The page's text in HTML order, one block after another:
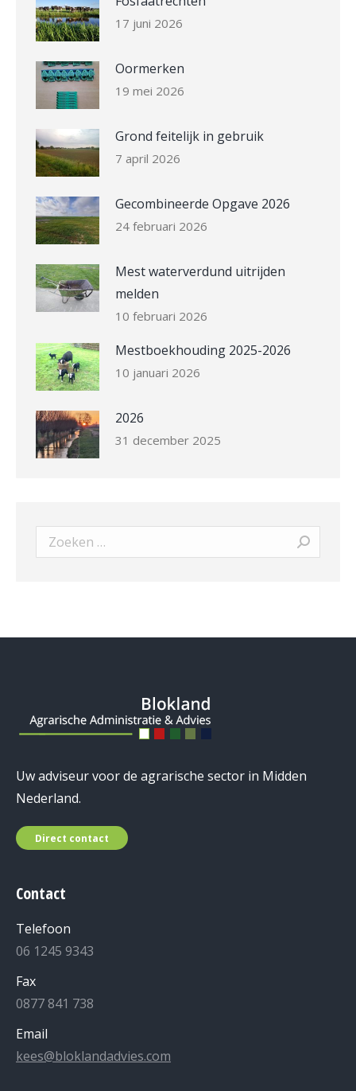
17 juni 2026
Oormerken
19 mei 2026
Grond feitelijk in gebruik
7 april 2026
Gecombineerde Opgave 2026
24 februari 2026
Mest waterverdund uitrijden
melden
10 februari 2026
Mestboekhouding 2025-2026
10 januari 2026
2026
31 december 2025
Search:
Uw adviseur voor de agrarische sector in Midden
Nederland.
Direct contact
Contact
Telefoon
06 1245 9343
Fax
0877 841 738
Email
kees@bloklandadvies.com